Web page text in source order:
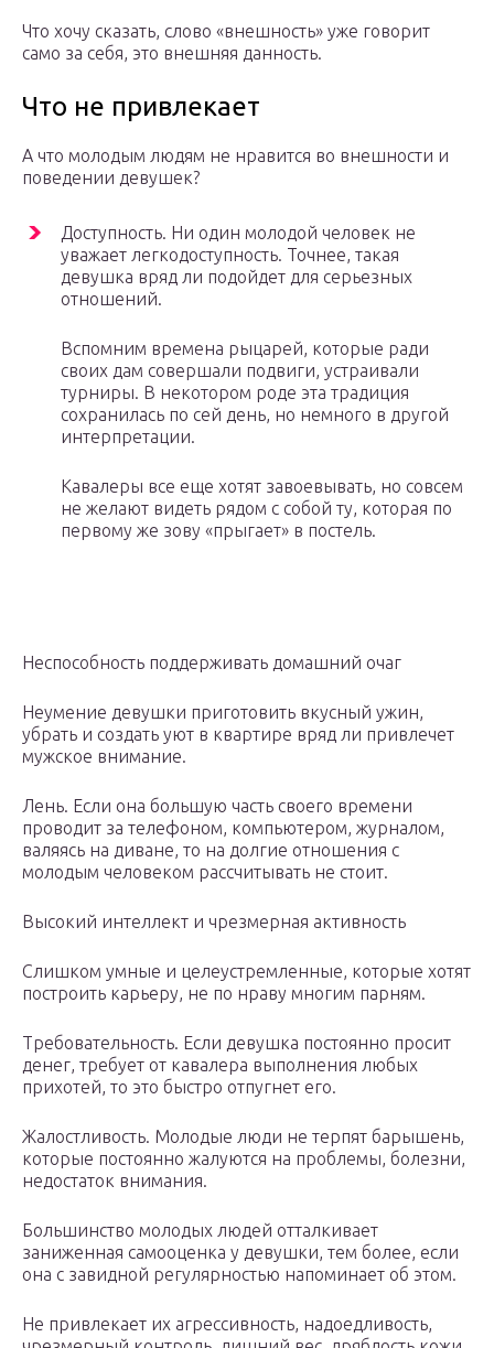
Что хочу сказать, слово «внешность» уже говорит
само за себя, это внешняя данность.
Что не привлекает
А что молодым людям не нравится во внешности и
поведении девушек?
Доступность. Ни один молодой человек не
уважает легкодоступность. Точнее, такая
девушка вряд ли подойдет для серьезных
отношений.
Вспомним времена рыцарей, которые ради
своих дам совершали подвиги, устраивали
турниры. В некотором роде эта традиция
сохранилась по сей день, но немного в другой
интерпретации.
Кавалеры все еще хотят завоевывать, но совсем
не желают видеть рядом с собой ту, которая по
первому же зову «прыгает» в постель.
Неспособность поддерживать домашний очаг
Неумение девушки приготовить вкусный ужин,
убрать и создать уют в квартире вряд ли привлечет
мужское внимание.
Лень. Если она большую часть своего времени
проводит за телефоном, компьютером, журналом,
валяясь на диване, то на долгие отношения с
молодым человеком рассчитывать не стоит.
Высокий интеллект и чрезмерная активность
Слишком умные и целеустремленные, которые хотят
построить карьеру, не по нраву многим парням.
Требовательность. Если девушка постоянно просит
денег, требует от кавалера выполнения любых
прихотей, то это быстро отпугнет его.
Жалостливость. Молодые люди не терпят барышень,
которые постоянно жалуются на проблемы, болезни,
недостаток внимания.
Большинство молодых людей отталкивает
заниженная самооценка у девушки, тем более, если
она с завидной регулярностью напоминает об этом.
Не привлекает их агрессивность, надоедливость,